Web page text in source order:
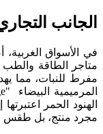
الجانب
في الأسواق
متاجر الطاقة والطب
مفرط للنبات، مما
الهنود الحمر
مجرد منتج، بل